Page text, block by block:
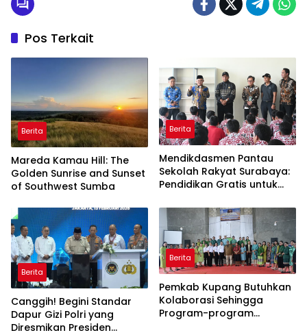
Pos Terkait
Berita
Mareda Kamau Hill: The
Golden Sunrise and Sunset
of Southwest Sumba
Berita
Mendikdasmen Pantau
Sekolah Rakyat Surabaya:
Pendidikan Gratis untuk
Berita
Canggih! Begini Standar
Dapur Gizi Polri yang
Diresmikan Presiden
Berita
Pemkab Kupang Butuhkan
Kolaborasi Sehingga
Program-program